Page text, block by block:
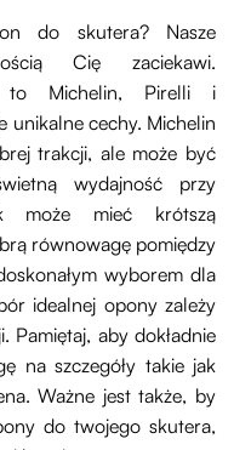
do skutera? Nasze
Cię zaciekawi.
to Michelin, Pirelli i
unikalne cechy. Michelin
trakcji, ale może być
wydajność przy
może mieć krótszą
równowagę pomiędzy
wyborem dla
idealnej opony zależy
aby dokładnie
na szczegóły takie jak
Ważne jest także, by
do twojego skutera,